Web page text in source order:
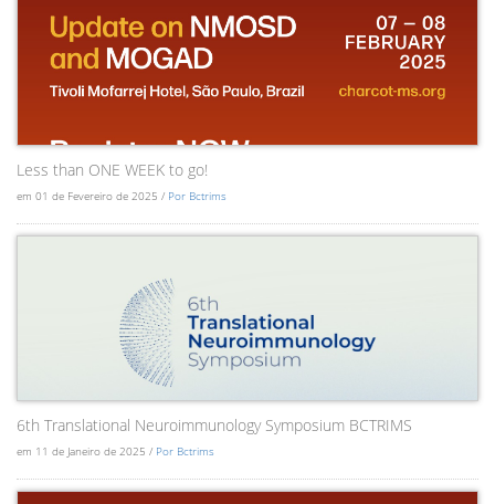
Less than ONE WEEK to go!
em 01 de Fevereiro de 2025 / Por Bctrims
6th Translational Neuroimmunology Symposium BCTRIMS
em 11 de Janeiro de 2025 / Por Bctrims